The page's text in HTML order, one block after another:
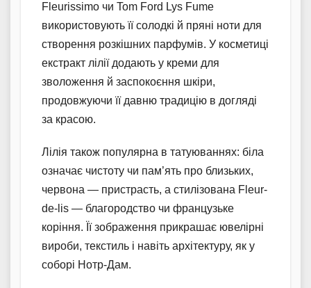
Fleurissimo чи Tom Ford Lys Fume
використовують її солодкі й пряні ноти для
створення розкішних парфумів. У косметиці
екстракт лілії додають у креми для
зволоження й заспокоєння шкіри,
продовжуючи її давню традицію в догляді
за красою.
Лілія також популярна в татуюваннях: біла
означає чистоту чи пам’ять про близьких,
червона — пристрасть, а стилізована Fleur-
de-lis — благородство чи французьке
коріння. Її зображення прикрашає ювелірні
вироби, текстиль і навіть архітектуру, як у
соборі Нотр-Дам.